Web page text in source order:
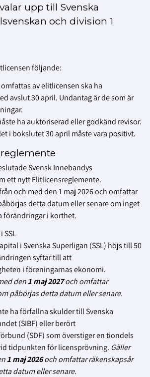
upp till Svenska
och division 1
följande:
av elitlicensen ska ha
avslut 30 april. Undantag är de som är
ha auktoriserad eller godkänd revisor.
i bokslutet 30 april måste vara positivt.
Svensk Innebandys
ett nytt Elitlicensreglemente.
och med den 1 maj 2026 och omfattar
detta datum eller senare om inget
förändringar i korthet.
SSL
i Svenska Superligan (SSL) höjs till50
syftar till att
i föreningarnas ekonomi.
den1 maj2027och omfattar
påbörjas detta datum eller senare.
ha förfallna skulder till Svenska
(SIBF) eller berört
(SDF)som överstiger en tiondels
tidpunkten för licensprövning. Gäller
1 maj2026och omfattar räkenskapsår
datum eller senare.